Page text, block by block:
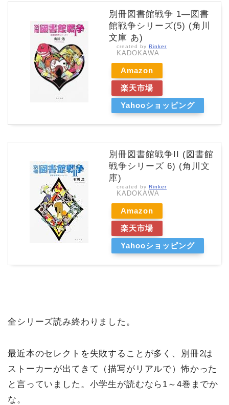
別冊図書館戦争 1―図書
館戦争シリーズ(5) (角川
文庫 あ)
created by Rinker
KADOKAWA
Amazon
楽天市場
Yahooショッピング
別冊図書館戦争II (図書館
戦争シリーズ 6) (角川文
庫)
created by Rinker
KADOKAWA
Amazon
楽天市場
Yahooショッピング
全シリーズ読み終わりました。
最近本のセレクトを失敗することが多く、別冊2は
ストーカーが出てきて（描写がリアルで）怖かった
と言っていました。小学生が読むなら1～4巻までか
な。